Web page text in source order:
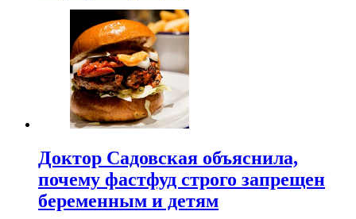
Доктор Садовская объяснила,
почему фастфуд строго запрещен
беременным и детям